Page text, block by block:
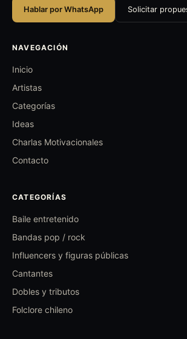
Hablar por WhatsApp Solicitar
NAVEGACIÓN
Inicio
Artistas
Categorías
Ideas
Charlas Motivacionales
Contacto
CATEGORÍAS
Baile entretenido
Bandas pop / rock
Influencers y figuras públicas
Cantantes
Dobles y tributos
Folclore chileno